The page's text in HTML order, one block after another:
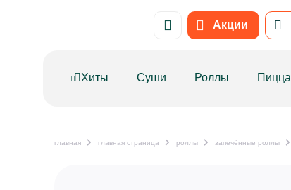
Акции
Хиты Суши Роллы Пицца
главная главная страница роллы запечённые роллы